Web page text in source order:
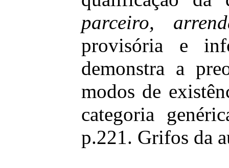
parceiro,
provisória e
demonstra a
modos de
categoria
p.221. Grifos da